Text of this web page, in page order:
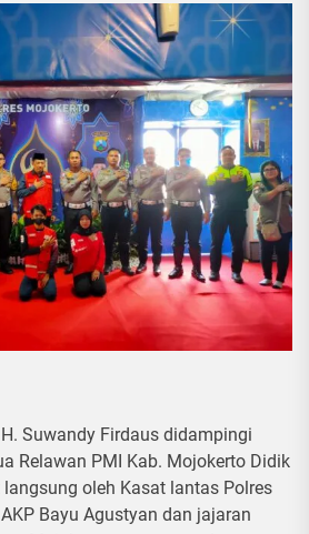
Suwandy Firdaus didampingi
Relawan PMI Kab. Mojokerto Didik
oleh Kasat lantas Polres
Bayu Agustyan dan jajaran